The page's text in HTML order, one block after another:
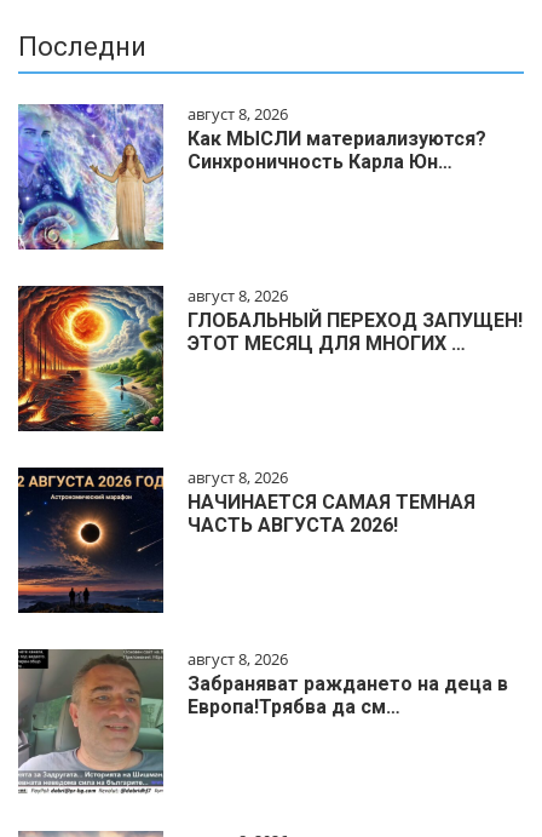
Последни
август 8, 2026
Как МЫСЛИ материализуются?
Синхроничность Карла Юн…
август 8, 2026
ГЛОБАЛЬНЫЙ ПЕРЕХОД ЗАПУЩЕН!
ЭТОТ МЕСЯЦ ДЛЯ МНОГИХ …
август 8, 2026
НАЧИНАЕТСЯ САМАЯ ТЕМНАЯ
ЧАСТЬ АВГУСТА 2026!
август 8, 2026
Забраняват раждането на деца в
Европа!Трябва да см…